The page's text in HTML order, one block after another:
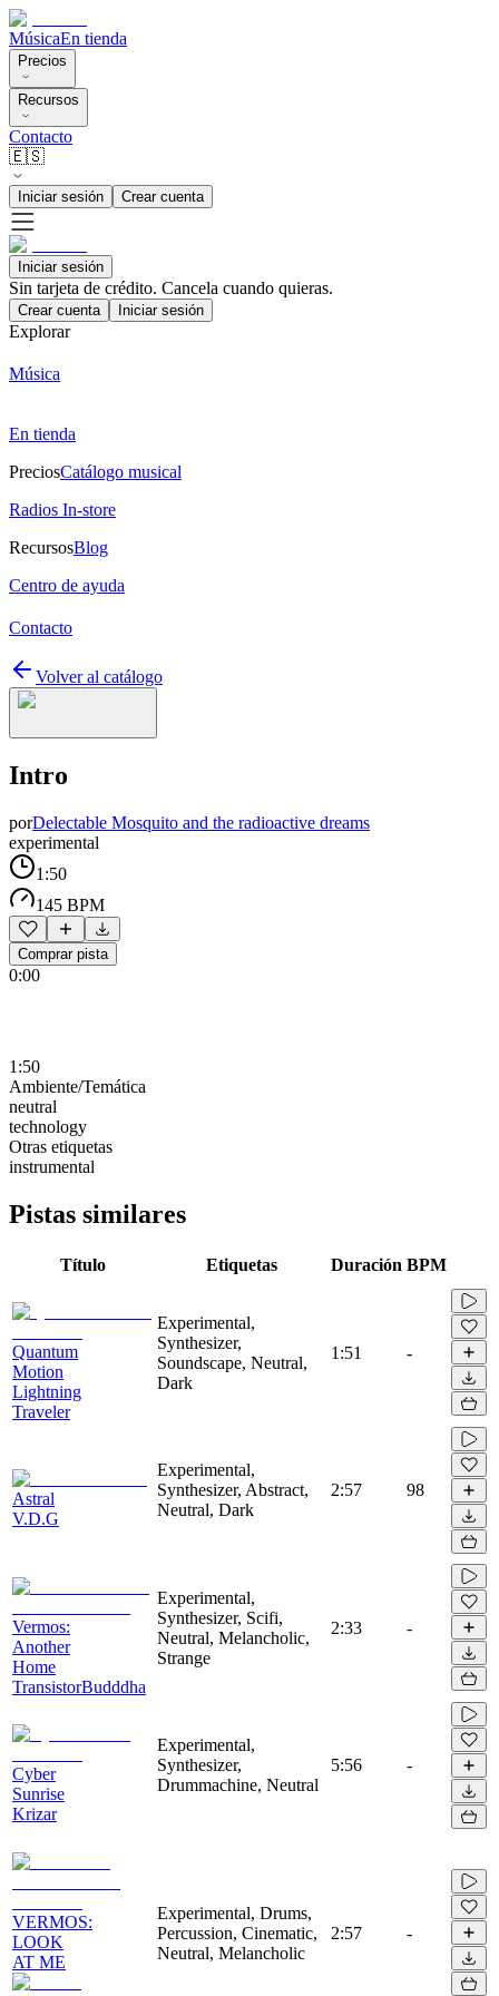
MúsicaEn tienda
Precios
Recursos
Contacto
🇪🇸
Iniciar sesión Crear cuenta
Iniciar sesión
Sin tarjeta de crédito. Cancela cuando quieras.
Crear cuenta Iniciar sesión
Explorar
Música
En tienda
PreciosCatálogo musical
Radios In-store
RecursosBlog
Centro de ayuda
Contacto
Volver al catálogo
Intro
porDelectable Mosquito and the radioactive dreams
experimental
1:50
145 BPM
Comprar pista
0:00
1:50
Ambiente/Temática
neutral
technology
Otras etiquetas
instrumental
Pistas similares
Título Etiquetas Duración BPM
Quantum
Motion
Lightning
Traveler
Experimental,
Synthesizer,
Soundscape, Neutral,
Dark
1:51 -
Astral
V.D.G
Experimental,
Synthesizer, Abstract,
Neutral, Dark
2:57 98
Vermos:
Another
Home
TransistorBudddha
Experimental,
Synthesizer, Scifi,
Neutral, Melancholic,
Strange
2:33 -
Cyber
Sunrise
Krizar
Experimental,
Synthesizer,
Drummachine, Neutral
5:56 -
VERMOS:
LOOK
AT ME
Experimental, Drums,
Percussion, Cinematic,
Neutral, Melancholic
2:57 -